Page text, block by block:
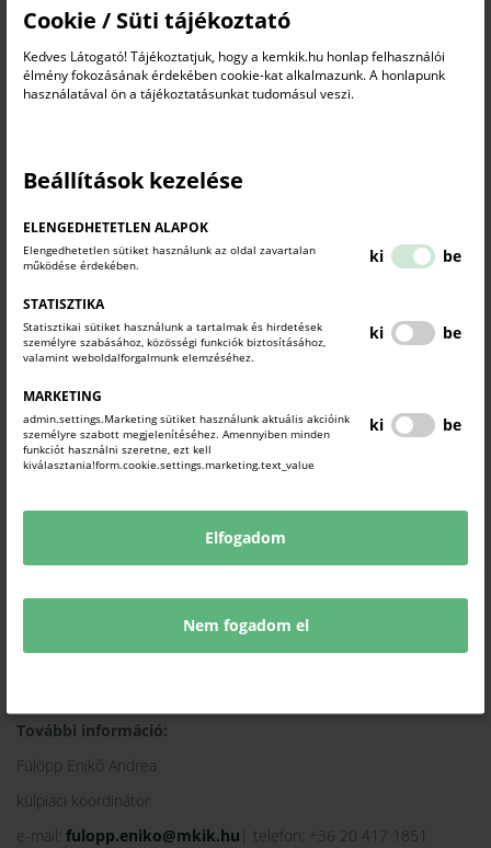
Cookie / Süti tájékoztató
Kedves Látogató! Tájékoztatjuk, hogy a kemkik.hu honlap felhasználói
élmény fokozásának érdekében cookie-kat alkalmazunk. A honlapunk
használatával ön a tájékoztatásunkat tudomásul veszi.
Beállítások kezelése
ELENGEDHETETLEN ALAPOK
Elengedhetetlen sütiket használunk az oldal zavartalan
működése érdekében.
ki be
STATISZTIKA
Statisztikai sütiket használunk a tartalmak és hirdetések
személyre szabásához, közösségi funkciók biztosításához,
valamint weboldalforgalmunk elemzéséhez.
ki be
MARKETING
admin.settings.Marketing sütiket használunk aktuális akcióink
személyre szabott megjelenítéséhez. Amennyiben minden
funkciót használni szeretne, ezt kell
kiválasztania!form.cookie.settings.marketing.text_value
ki be
Elfogadom
Nem fogadom el
adatkezelési nyilatkozat) afulopp.eniko@mkik.hu
e-mail címre várjuk.
A jelentkezéshez szükséges dokumentumok az online
a benyújtott pályázat a formai és tartalmi követelményeknek
a jelentkezéshez és a részvételhez szükséges online felület
és dokumentumok hiánytalan, megfelelő minőségben
online jelentkezés angol nyelven, cégszerűen aláírt
költségvállalási nyilatkozat,
részvétel az MKIK üzleti útra felkészítő eseményén, minden
magyarországi bejegyzésű kis- és középvállalkozás, mely a
fent megjelölt szektorok valamelyikében tevékenykedik,
a résztvevő betartja az MKIK Külpiaci delegációk magatartási
és együttműködési irányelvei című dokumentumban
érvényes kamarai regisztráció, az elbírálás során előnyt
élveznek az önkéntes kamarai tagok.
További információ:
Fülöpp Enikő Andrea
külpiaci koordinátor
e-mail: fulopp.eniko@mkik.hu | telefon: +36 20 417 1851